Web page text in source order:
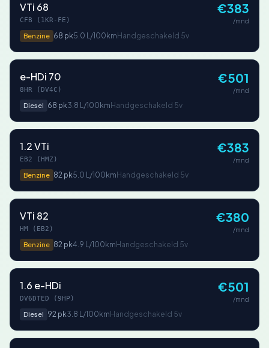
VTi 68
CFB (1KR-FE)
Benzine 68 pk5.0 L/100km Handgeschakeld 5v
€383
/mnd
e-HDi 70
8HR (DV4C)
Diesel
68 pk3.8 L/100km Handgeschakeld 5v
€501
/mnd
1.2 VTi
EB2 (HMZ)
Benzine 82 pk5.0 L/100km Handgeschakeld 5v
€383
/mnd
VTi 82
HM (EB2)
Benzine 82 pk4.9 L/100km Handgeschakeld 5v
€380
/mnd
1.6 e-HDi
DV6DTED (9HP)
Diesel
92 pk3.8 L/100km Handgeschakeld 5v
€501
/mnd